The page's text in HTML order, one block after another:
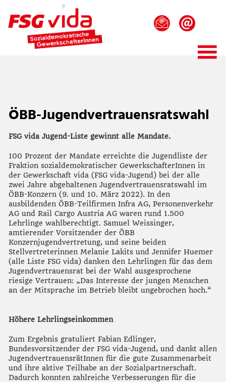
ÖBB-Jugendvertrauensratswahl
FSG vida Jugend-Liste gewinnt alle Mandate.
100 Prozent der Mandate erreichte die Jugendliste der
Fraktion sozialdemokratischer GewerkschafterInnen in
der Gewerkschaft vida (FSG vida-Jugend) bei der alle
zwei Jahre abgehaltenen Jugendvertrauensratswahl im
ÖBB-Konzern (9. und 10. März 2022). In den
ausbildenden ÖBB-Teilfirmen Infra AG, Personenverkehr
AG und Rail Cargo Austria AG waren rund 1.500
Lehrlinge wahlberechtigt. Samuel Weissinger,
amtierender Vorsitzender der ÖBB
Konzernjugendvertretung, und seine beiden
Stellvertreterinnen Melanie Lakits und Jennifer Huemer
(alle Liste FSG vida) danken den Lehrlingen für das dem
Jugendvertrauensrat bei der Wahl ausgesprochene
riesige Vertrauen: „Das Interesse der jungen Menschen
an der Mitsprache im Betrieb bleibt ungebrochen hoch.“
Höhere Lehrlingseinkommen
Zum Ergebnis gratuliert Fabian Edlinger,
Bundesvorsitzender der FSG vida-Jugend, und dankt allen
JugendvertrauensrätInnen für die gute Zusammenarbeit
und ihre aktive Teilhabe an der Sozialpartnerschaft.
Dadurch konnten zahlreiche Verbesserungen für die